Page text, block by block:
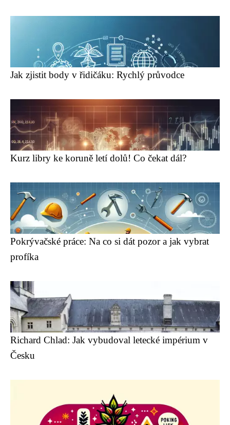
Jak zjistit body v řidičáku: Rychlý průvodce
Kurz libry ke koruně letí dolů! Co čekat dál?
Pokrývačské práce: Na co si dát pozor a jak vybrat
profíka
Richard Chlad: Jak vybudoval letecké impérium v
Česku